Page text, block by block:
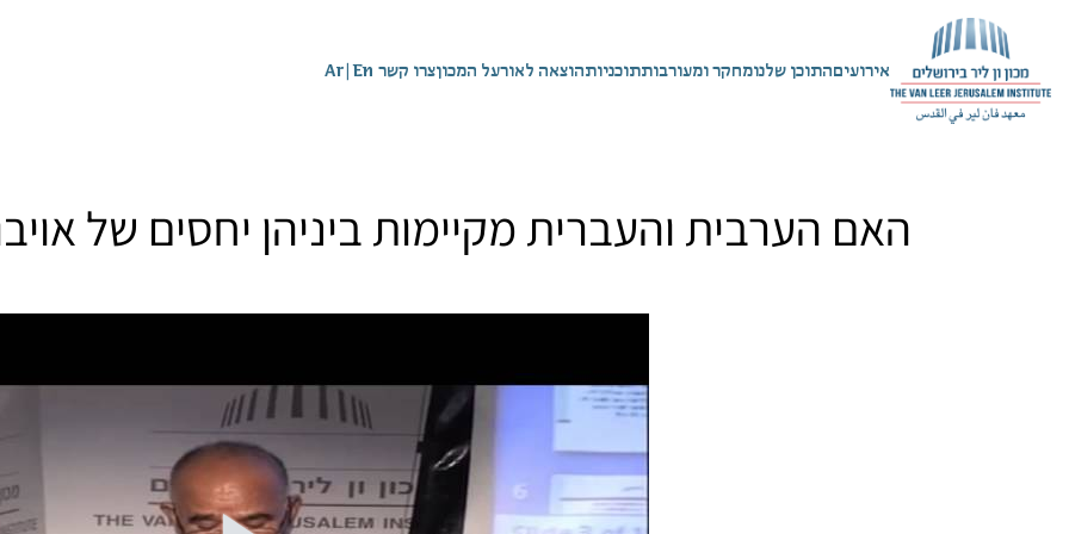
אירועיםהתוכן שלנומחקר ומעורבותתוכניותהוצאה לאורעל המכוןצרו קשר En
|
Ar
האם הערבית והעברית מקיימות ביניהן יחסים של